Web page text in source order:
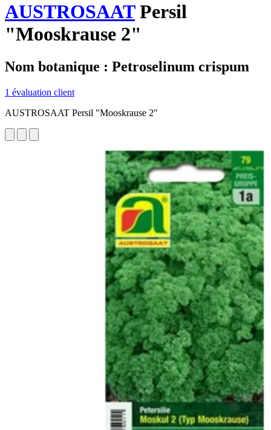
AUSTROSAATPersil
"Mooskrause 2"
Nom botanique : Petroselinum crispum
1 évaluation client
AUSTROSAAT Persil "Mooskrause 2"